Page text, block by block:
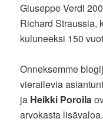
Giuseppe Verdi
Richard Straussia,
kuluneeksi 150
Onneksemme
vierailevia
ja Heikki Poroila
arvokasta